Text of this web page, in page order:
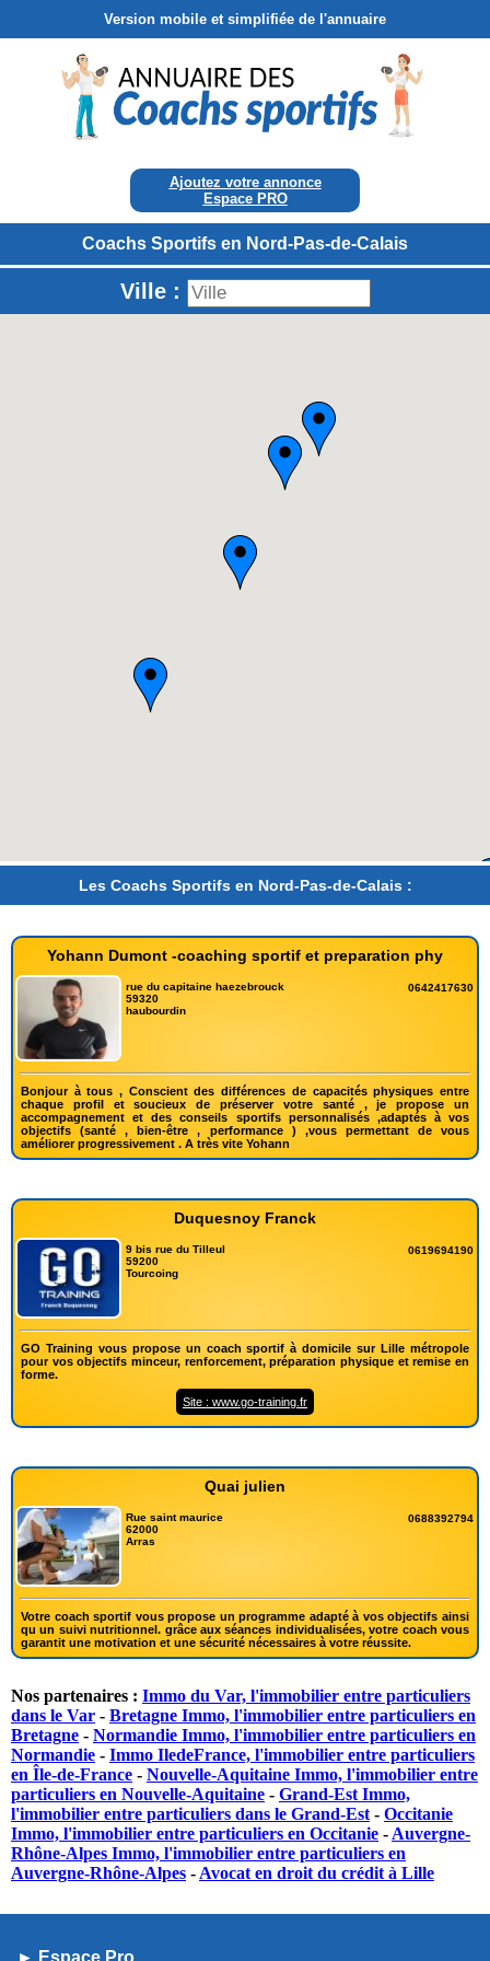
Version mobile et simplifiée de l'annuaire
Ajoutez votre annonce
Espace PRO
Coachs Sportifs en Nord-Pas-de-Calais
Ville :
Les Coachs Sportifs en Nord-Pas-de-Calais :
Yohann Dumont -coaching sportif et preparation phy
rue du capitaine haezebrouck
59320
haubourdin
0642417630
Bonjour à tous , Conscient des différences de capacités physiques entre
chaque profil et soucieux de préserver votre santé , je propose un
accompagnement et des conseils sportifs personnalisés ,adaptés à vos
objectifs (santé , bien-être , performance ) ,vous permettant de vous
améliorer progressivement . A très vite Yohann
Duquesnoy Franck
9 bis rue du Tilleul
59200
Tourcoing
0619694190
GO Training vous propose un coach sportif à domicile sur Lille métropole
pour vos objectifs minceur, renforcement, préparation physique et remise en
forme.
Site : www.go-training.fr
Quai julien
Rue saint maurice
62000
Arras
0688392794
Votre coach sportif vous propose un programme adapté à vos objectifs ainsi
qu un suivi nutritionnel. grâce aux séances individualisées, votre coach vous
garantit une motivation et une sécurité nécessaires à votre réussite.
Nos partenaires : Immo du Var, l'immobilier entre particuliers
dans le Var - Bretagne Immo, l'immobilier entre particuliers en
Bretagne - Normandie Immo, l'immobilier entre particuliers en
Normandie - Immo IledeFrance, l'immobilier entre particuliers
en Île-de-France - Nouvelle-Aquitaine Immo, l'immobilier entre
particuliers en Nouvelle-Aquitaine - Grand-Est Immo,
l'immobilier entre particuliers dans le Grand-Est - Occitanie
Immo, l'immobilier entre particuliers en Occitanie - Auvergne-
Rhône-Alpes Immo, l'immobilier entre particuliers en
Auvergne-Rhône-Alpes - Avocat en droit du crédit à Lille
► Espace Pro